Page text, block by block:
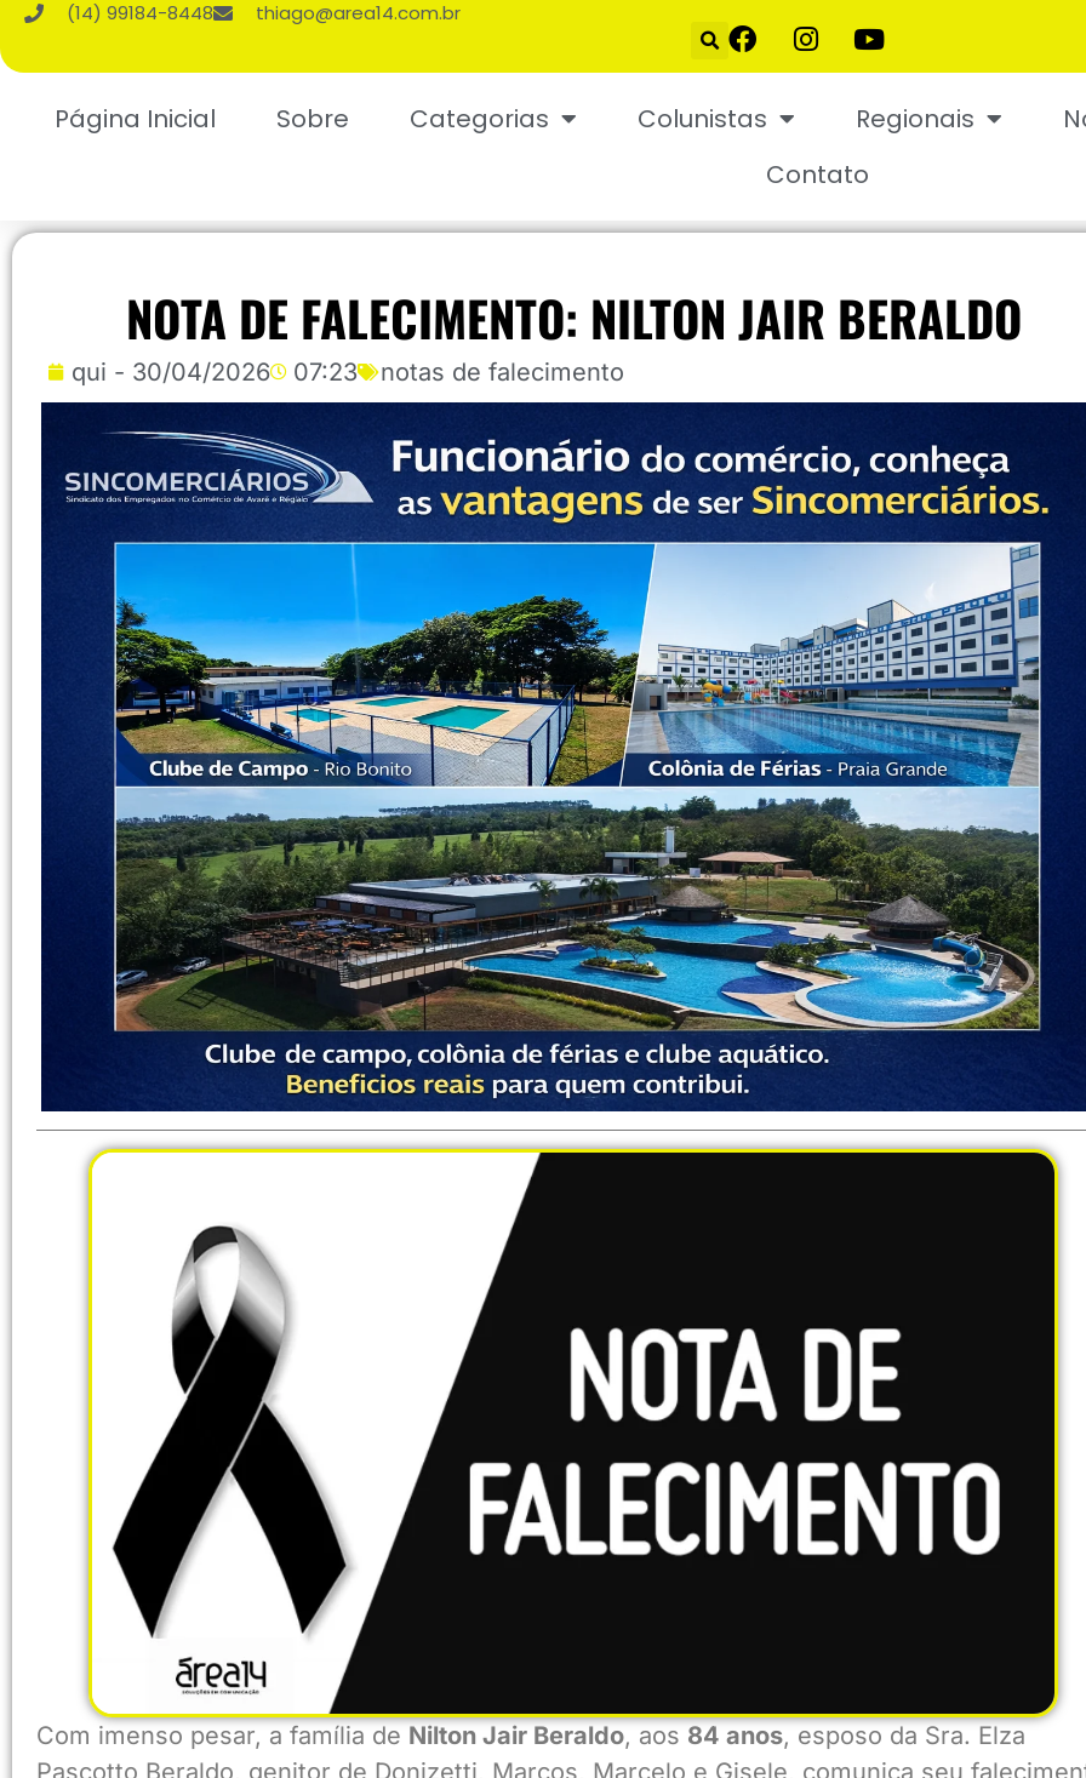
(14) 99184-8448 thiago@area14.com.br
Página Inicial Sobre Categorias Colunistas Regionais
Contato
NOTA DE FALECIMENTO: NILTON JAIR BERALDO
qui - 30/04/2026 07:23 notas de falecimento
Com imenso pesar, a família de Nilton Jair Beraldo, aos 84 anos, esposo da Sra. Elza
Pascotto Beraldo, genitor de Donizetti, Marcos, Marcelo e Gisele, comunica seu